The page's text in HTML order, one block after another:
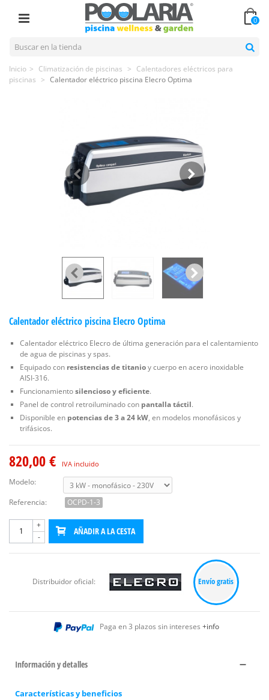
0
Inicio > Climatización de piscinas > Calentadores eléctricos para
piscinas > Calentador eléctrico piscina Elecro Optima
Calentador eléctrico piscina Elecro Optima
Calentador eléctrico Elecro de última generación para el calentamiento
de agua de piscinas y spas.
Equipado con resistencias de titanioy cuerpo en acero inoxidable
AISI-316.
Funcionamientosilencioso y eficiente.
Panel de control retroiluminado con pantalla táctil.
Disponible en potencias de 3 a 24 kW, en modelos monofásicos y
trifásicos.
820,00 € IVA incluido
Modelo:
Referencia:
OCPD-1-3
-
+
AÑADIR A LA CESTA
Distribuidor oficial: Envío gratis
Paga en 3 plazos sin intereses +info
Información y detalles
Características y beneficios